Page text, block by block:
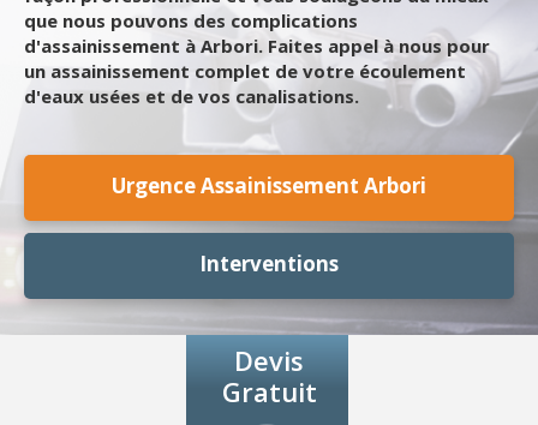
que nous pouvons des complications
d'assainissement à Arbori. Faites appel à nous pour
un assainissement complet de votre écoulement
d'eaux usées et de vos canalisations.
Urgence Assainissement Arbori
Interventions
Devis
Gratuit